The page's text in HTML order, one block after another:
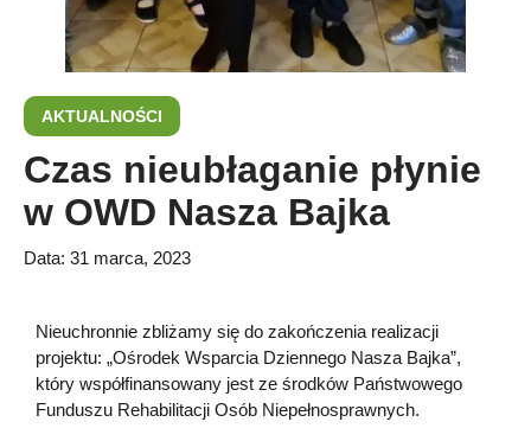
AKTUALNOŚCI
Czas nieubłaganie płynie
w OWD Nasza Bajka
Data: 31 marca, 2023
Nieuchronnie zbliżamy się do zakończenia realizacji
projektu: „Ośrodek Wsparcia Dziennego Nasza Bajka”,
który współfinansowany jest ze środków Państwowego
Funduszu Rehabilitacji Osób Niepełnosprawnych.